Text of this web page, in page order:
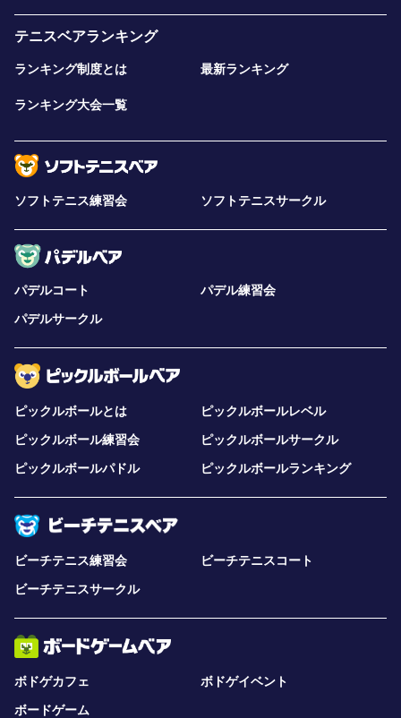
テニスベアランキング
ランキング制度とは 最新ランキング
ランキング大会一覧
ソフトテニス練習会 ソフトテニスサークル
パデルコート
パデル練習会
パデルサークル
ピックルボールとは
ピックルボールレベル
ピックルボール練習会
ピックルボールサークル
ピックルボールパドル
ピックルボールランキング
ビーチテニス練習会
ビーチテニスコート
ビーチテニスサークル
ボドゲカフェ
ボドゲイベント
ボードゲーム